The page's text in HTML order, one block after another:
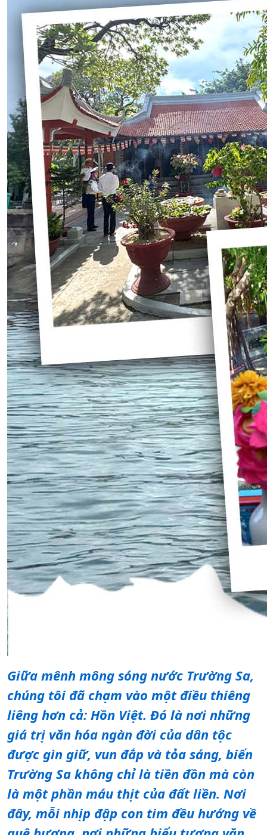
Giữa mênh mông sóng nước Trường Sa,
chúng tôi đã chạm vào một điều thiêng
liêng hơn cả: Hồn Việt. Đó là nơi những
giá trị văn hóa ngàn đời của dân tộc
được gìn giữ, vun đắp và tỏa sáng, biến
Trường Sa không chỉ là tiền đồn mà còn
là một phần máu thịt của đất liền. Nơi
đây, mỗi nhịp đập con tim đều hướng về